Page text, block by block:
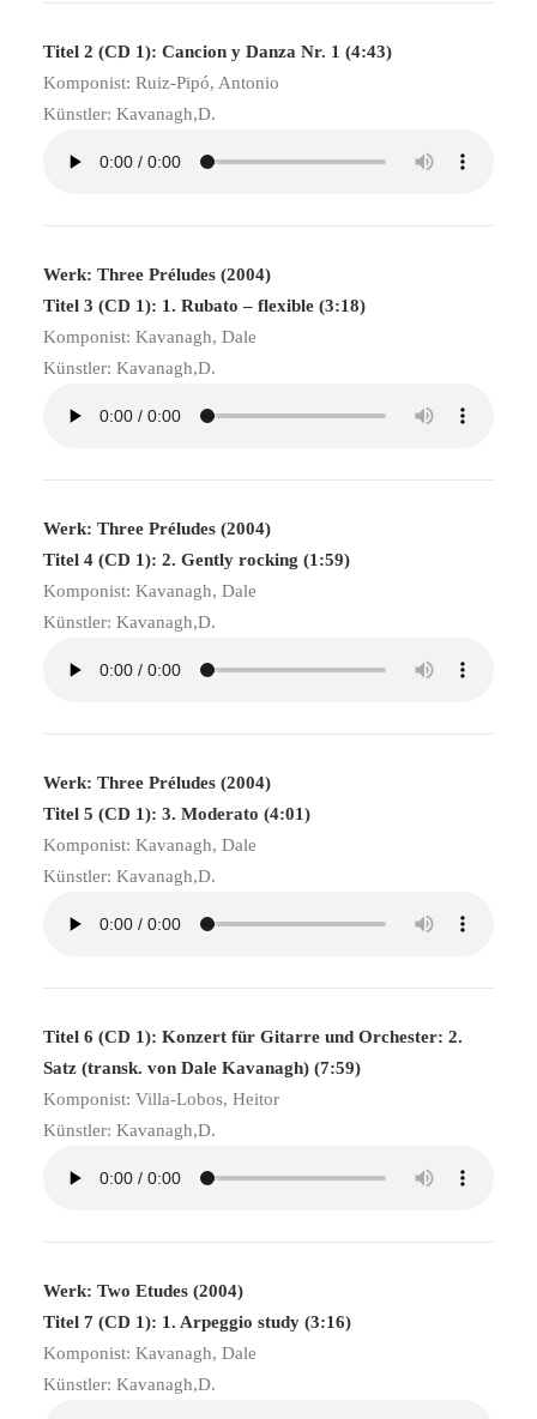
Titel 2 (CD 1): Cancion y Danza Nr. 1 (4:43)
Komponist: Ruiz-Pipó, Antonio
Künstler: Kavanagh,D.
Werk: Three Préludes (2004)
Titel 3 (CD 1): 1. Rubato – flexible (3:18)
Komponist: Kavanagh, Dale
Künstler: Kavanagh,D.
Werk: Three Préludes (2004)
Titel 4 (CD 1): 2. Gently rocking (1:59)
Komponist: Kavanagh, Dale
Künstler: Kavanagh,D.
Werk: Three Préludes (2004)
Titel 5 (CD 1): 3. Moderato (4:01)
Komponist: Kavanagh, Dale
Künstler: Kavanagh,D.
Titel 6 (CD 1): Konzert für Gitarre und Orchester: 2.
Satz (transk. von Dale Kavanagh) (7:59)
Komponist: Villa-Lobos, Heitor
Künstler: Kavanagh,D.
Werk: Two Etudes (2004)
Titel 7 (CD 1): 1. Arpeggio study (3:16)
Komponist: Kavanagh, Dale
Künstler: Kavanagh,D.